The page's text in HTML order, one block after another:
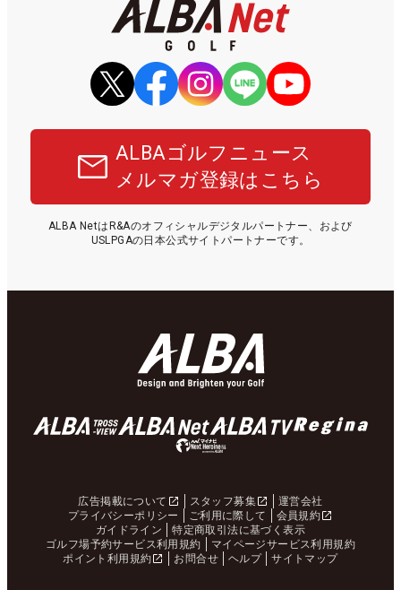
ALBAゴルフニュース
メルマガ登録はこちら
ALBA NetはR&Aのオフィシャルデジタルパートナー、および
USLPGAの日本公式サイトパートナーです。
広告掲載について スタッフ募集
運営会社
プライバシーポリシー
ご利用に際して
会員規約
ガイドライン
特定商取引法に基づく表示
ゴルフ場予約サービス利用規約
マイページサービス利用規約
ポイント利用規約
お問合せ ヘルプ サイトマップ